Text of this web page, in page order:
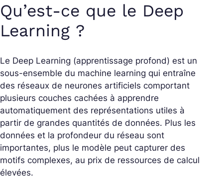
Qu’est-ce que le Deep
Learning ?
Le Deep Learning (apprentissage profond) est un
sous-ensemble du machine learning qui entraîne
des réseaux de neurones artificiels comportant
plusieurs couches cachées à apprendre
automatiquement des représentations utiles à
partir de grandes quantités de données. Plus les
données et la profondeur du réseau sont
importantes, plus le modèle peut capturer des
motifs complexes, au prix de ressources de calcul
élevées.